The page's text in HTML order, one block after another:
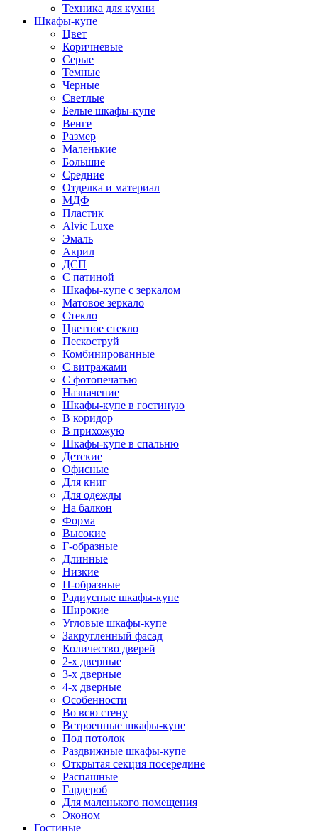
Техника для кухни
Шкафы-купе
Цвет
Коричневые
Серые
Темные
Черные
Светлые
Белые шкафы-купе
Венге
Размер
Маленькие
Большие
Средние
Отделка и материал
МДФ
Пластик
Alvic Luxe
Эмаль
Акрил
ДСП
С патиной
Шкафы-купе с зеркалом
Матовое зеркало
Стекло
Цветное стекло
Пескоструй
Комбинированные
С витражами
С фотопечатью
Назначение
Шкафы-купе в гостиную
В коридор
В прихожую
Шкафы-купе в спальню
Детские
Офисные
Для книг
Для одежды
На балкон
Форма
Высокие
Г-образные
Длинные
Низкие
П-образные
Радиусные шкафы-купе
Широкие
Угловые шкафы-купе
Закругленный фасад
Количество дверей
2-х дверные
3-х дверные
4-х дверные
Особенности
Во всю стену
Встроенные шкафы-купе
Под потолок
Раздвижные шкафы-купе
Открытая секция посередине
Распашные
Гардероб
Для маленького помещения
Эконом
Гостиные